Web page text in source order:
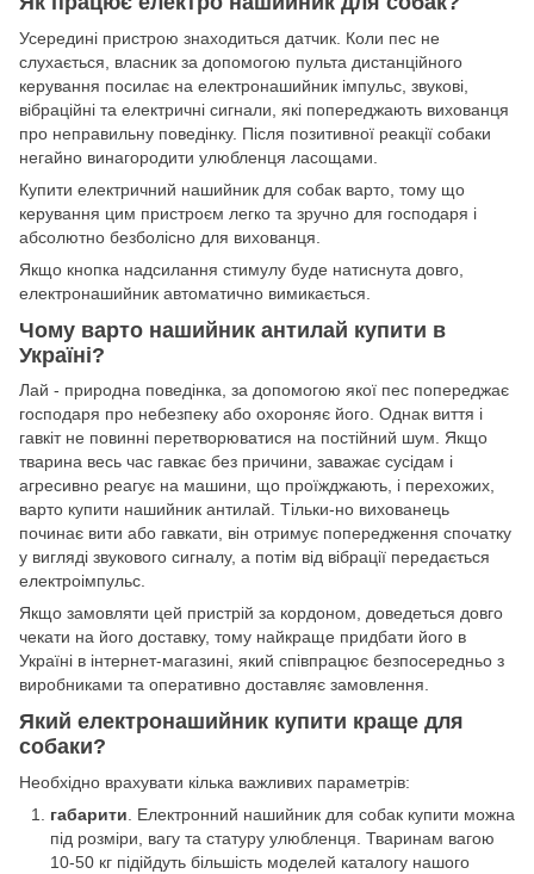
Усередині пристрою знаходиться датчик. Коли пес не
слухається, власник за допомогою пульта дистанційного
керування посилає на електронашийник імпульс, звукові,
вібраційні та електричні сигнали, які попереджають вихованця
про неправильну поведінку. Після позитивної реакції собаки
негайно винагородити улюбленця ласощами.
Купити електричний нашийник для собак варто, тому що
керування цим пристроєм легко та зручно для господаря і
абсолютно безболісно для вихованця.
Якщо кнопка надсилання стимулу буде натиснута довго,
електронашийник автоматично вимикається.
Чому варто нашийник антилай купити в
Україні?
Лай - природна поведінка, за допомогою якої пес попереджає
господаря про небезпеку або охороняє його. Однак виття і
гавкіт не повинні перетворюватися на постійний шум. Якщо
тварина весь час гавкає без причини, заважає сусідам і
агресивно реагує на машини, що проїжджають, і перехожих,
варто купити нашийник антилай. Тільки-но вихованець
починає вити або гавкати, він отримує попередження спочатку
у вигляді звукового сигналу, а потім від вібрації передається
електроімпульс.
Якщо замовляти цей пристрій за кордоном, доведеться довго
чекати на його доставку, тому найкраще придбати його в
Україні в інтернет-магазині, який співпрацює безпосередньо з
виробниками та оперативно доставляє замовлення.
Який електронашийник купити краще для
собаки?
Необхідно врахувати кілька важливих параметрів:
габарити . Електронний нашийник для собак купити можна
під розміри, вагу та статуру улюбленця. Тваринам вагою
10-50 кг підійдуть більшість моделей каталогу нашого